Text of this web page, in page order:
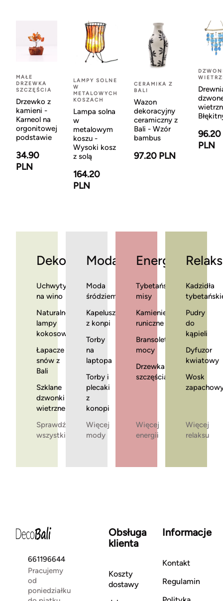
MAŁE
DRZEWKA
SZCZĘŚCIA
Drzewko z
kamieni -
Karneol na
orgonitowej
podstawie
34.90
PLN
LAMPY SOLNE
W
METALOWYCH
KOSZACH
Lampa solna
w
metalowym
koszu -
Wysoki kosz
z solą
164.20
PLN
CERAMIKA Z
BALI
Wazon
dekoracyjny
ceramiczny z
Bali - Wzór
bambus
97.20 PLN
96.20
PLN
Dekoracje
Uchwyty
na wino
Naturalne
lampy
kokosowe
Łapacze
snów z
Bali
Szklane
dzwonki
wietrzne
Sprawdź
wszystkie
Moda
Moda
śródziemnomorska
Kapelusze
z konpi
Torby
na
laptopa
Torby i
plecaki
z
konopi
Więcej
mody
Energia
Tybetańskie
misy
Kamienie
runiczne
Bransoletki
mocy
Drzewka
szczęścia
Więcej
energii
Relaks
Kadzidła
Pudry
do
kąpieli
Dyfuzor
kwiatowy
Wosk
Więcej
relaksu
661196644
Pracujemy
od
poniedziałku
Obsługa
klienta
Koszty
dostawy
Informacje
Kontakt
Regulamin